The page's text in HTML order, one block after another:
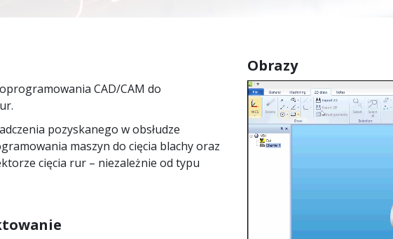
CAD/CAM do
pozyskanego w obsłudze
maszyn do cięcia blachy oraz
cięcia rur – niezależnie od typu
Obrazy